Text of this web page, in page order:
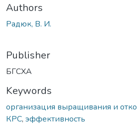
Authors
Радюк, В. И.
Publisher
БГСХА
Keywords
организация выращивания и
КРС, эффективность